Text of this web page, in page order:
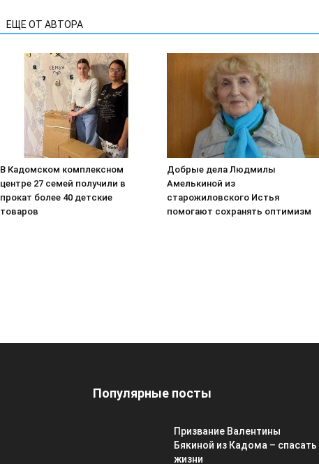
ЕЩЕ ОТ АВТОРА
В Кадомском комплексном
центре 27 семей получили в
прокат более 40 детские
товаров
Добрые дела Людмилы
Амелькиной из
старожиловского Истья
помогают сохранять оптимизм
Популярные посты
Призвание Валентины
Бякиной из Кадома – спасать
жизни